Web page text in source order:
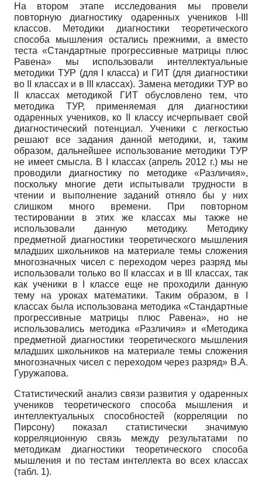
На втором этапе исследования мы провели
повторную диагностику одаренных учеников
-
классов. Методики диагностики теоретического
способа мышления остались прежними, а вместо
теста «Стандартные прогрессивные матрицы плюс
Равена» мы использовали интеллектуальные
методики ТУР (для
класса) и ГИТ (для диагностики
во
классах и в
классах). Замена методики ТУР во
классах методикой ГИТ обусловлено тем, что
методика ТУР, применяемая для диагностики
одаренных учеников, ко
классу исчерпывает свой
диагностический потенциал. Ученики с легкостью
решают все задания данной методики, и, таким
образом, дальнейшее использование методики ТУР
не имеет смысла. В
классах (апрель 2012 г.) мы не
проводили диагностику по методике «Различия»,
поскольку многие дети испытывали трудности в
чтении и выполнение заданий отняло бы у них
слишком много времени. При повторном
тестировании в этих же классах мы также не
использовали данную методику. Методику
предметной диагностики теоретического мышления
младших школьников на материале темы сложения
многозначных чисел с переходом через разряд мы
использовали только во
классах и в
классах, так
как ученики в
классе еще не проходили данную
тему на уроках математики. Таким образом, в
классах была использована методика «Стандартные
прогрессивные матрицы плюс Равена», но не
использовались методика «Различия» и «Методика
предметной диагностики теоретического мышления
младших школьников на материале темы сложения
многозначных чисел с переходом через разряд» В.А.
Гуружапова.
Статистический анализ связи развития у одаренных
учеников теоретического способа мышления и
интеллектуальных способностей (корреляции по
Пирсону) показал статистически значимую
корреляционную связь между результатами по
методикам диагностики теоретического способа
мышления и по тестам интеллекта во всех классах
(табл. 1).